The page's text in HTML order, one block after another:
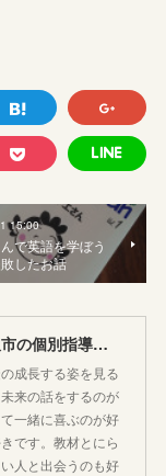
15:00
で英語を学ぼう
したお話
「第二の家」ブログ｜藤沢市の個別指導塾のお話
成長する姿を見る
来の話をするのが
一緒に喜ぶのが好
です。教材とにら
人と出会うのも好